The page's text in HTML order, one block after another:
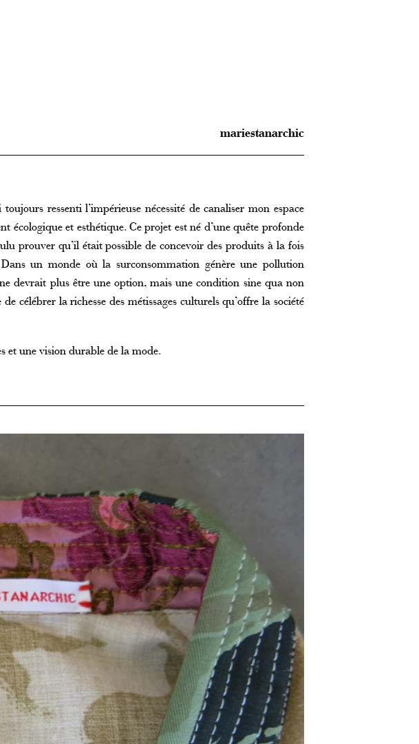
mariestanarchic
ressenti l’impérieuse nécessité de canaliser mon espace
écologique et esthétique. Ce projet est né d’une quête profonde
prouver qu’il était possible de concevoir des produits à la fois
un monde où la surconsommation génère une pollution
devrait plus être une option, mais une condition sine qua non
célébrer la richesse des métissages culturels qu’offre la société
et une vision durable de la mode.